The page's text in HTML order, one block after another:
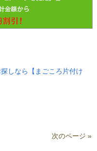
しなら【まごころ片付け
次のページ »